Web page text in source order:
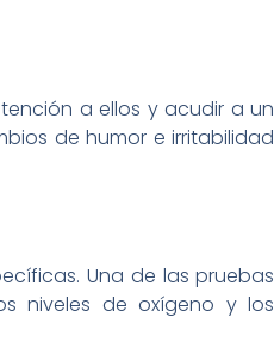
a ellos y acudir a un
de humor e irritabilidad
Una de las pruebas
niveles de oxígeno y los